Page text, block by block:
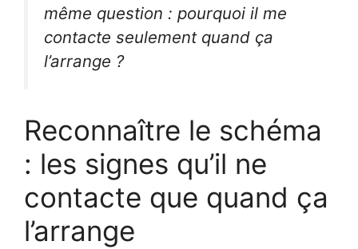
même question : pourquoi il me
contacte seulement quand ça
l’arrange ?
Reconnaître le schéma
: les signes qu’il ne
contacte que quand ça
l’arrange